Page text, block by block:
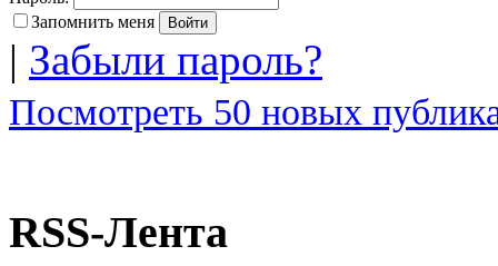
Запомнить меня
| Забыли пароль?
Посмотреть 50 новых
RSS-Лента